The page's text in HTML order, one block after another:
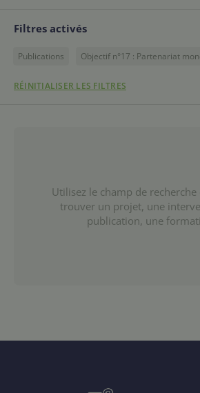
Filtres activés
Publications Objectif n°17 : Partenariat
RÉINITIALISER LES FILTRES
Utilisez le champ de
trouver un projet, une
publication, une